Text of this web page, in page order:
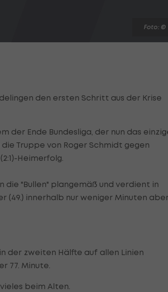
Foto: ©
den ersten Schritt aus der Krise
der Ende Bundesliga, der nun das
Truppe von Roger Schmidt gegen
Heimerfolg.
die "Bullen" plangemäß und verdient in
(49.) innerhalb nur weniger Minuten
der zweiten Hälfte auf allen Linien
77. Minute.
beim Alten.